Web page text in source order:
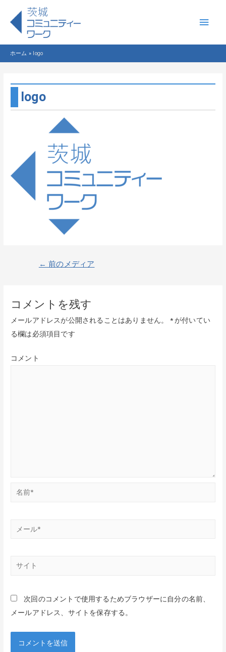
メ
イ
ン
メ
ニ
ホーム logo
logo
ビ
ゲ
シ
← 前のメディア
コメントを残す
メールアドレスが公開されることはありません。 *が付いてい
る欄は必須項目です
コメント
次回のコメントで使用するためブラウザーに自分の名前、
メールアドレス、サイトを保存する。